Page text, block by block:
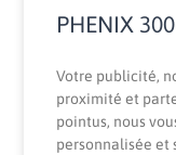
PHENIX
Votre publicité,
proximité et
pointus, nous
personnalisée et